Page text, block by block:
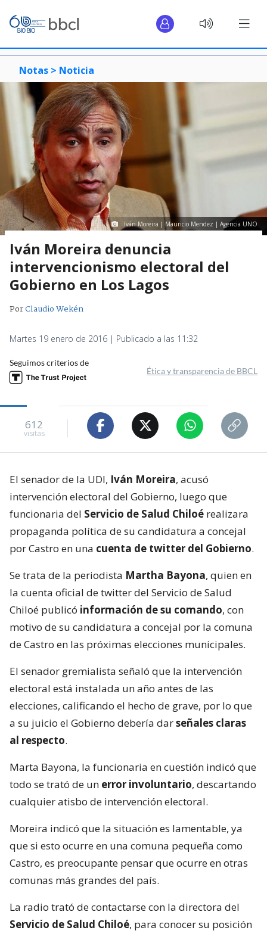
Notas > Noticia
Iván Moreira | Mauricio Mendez | Agencia UNO
Iván Moreira denuncia
intervencionismo electoral del
Gobierno en Los Lagos
PorClaudio Wekén
Martes 19 enero de 2016 | Publicado a las 11:32
Seguimos criterios de
Ética y transparencia de BBCL
612
visitas
El senador de la UDI, Iván Moreira, acusó
intervención electoral del Gobierno, luego que
funcionaria del Servicio de Salud Chiloé realizara
propaganda política de su candidatura a concejal
por Castro en una cuenta de twitter del Gobierno.
Se trata de la periodista Martha Bayona, quien en
la cuenta oficial de twitter del Servicio de Salud
Chiloé publicó información de su comando, con
motivo de su candidatura a concejal por la comuna
de Castro en las próximas elecciones municipales.
El senador gremialista señaló que la intervención
electoral está instalada un año antes de las
elecciones, calificando el hecho de grave, por lo que
a su juicio el Gobierno debería darseñales claras
al respecto.
Marta Bayona, la funcionaria en cuestión indicó que
todo se trató de un error involuntario, descartando
cualquier atisbo de intervención electoral.
Moreira indicó que la situación es lamentable, ya
que si esto ocurre en una comuna pequeña como
Castro, es preocupante pensar que ocurre en otras
comunas más grandes del país.
La radio trató de contactarse con la directora del
Servicio de Salud Chiloé, para conocer su posición